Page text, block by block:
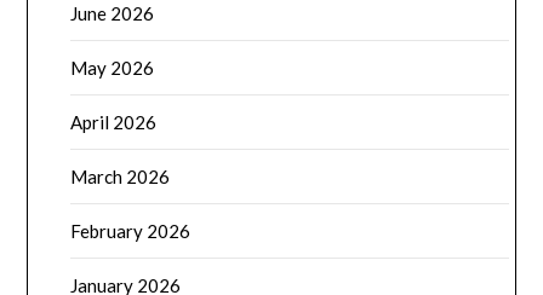
June 2026
May 2026
April 2026
March 2026
February 2026
January 2026